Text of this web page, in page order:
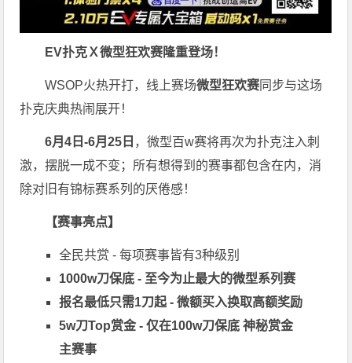
EV扑克Ｘ微型狂欢赛隆重登场！
WSOP火热开打，线上赛场微型狂欢赛同步与这场
扑克庆典热闹展开！
6月4日-6月25日 ，微型百w赛将再次为扑克注入刺
激，摆脱一成不变；所有想得到的赛事都包含在内，消
除对旧有锦标赛系列的厌倦感！
【赛事亮点】
全民共赏 - 每项赛事皆有3种级别
1000w刀保底 - 至今为止最大的微型系列赛
报名最低只需1刀起 - 微额买入换取高额奖励
5w刀Top赏金 - 仅在100w刀保底 神秘赏金
主赛事